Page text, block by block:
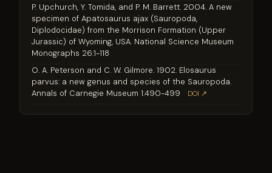
P. Upchurch, Y. Tomida, and P. M. Barrett. 2004. A new
specimen of Apatosaurus ajax (Sauropoda,
Diplodocidae) from the Morrison Formation (Upper
Jurassic) of Wyoming, USA. National Science Museum
Monographs 26:1-118
O. A. Peterson and C. W. Gilmore. 1902. Elosaurus
parvus: a new genus and species of the Sauropoda.
Annals of Carnegie Museum 1:490-499
DOI ↗